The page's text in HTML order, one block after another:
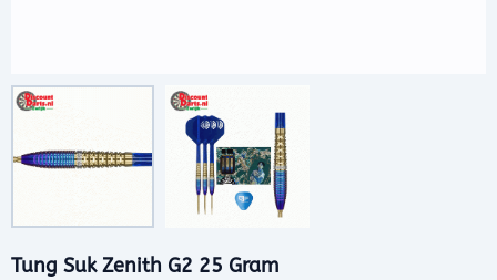
Tung Suk Zenith G2 25 Gram